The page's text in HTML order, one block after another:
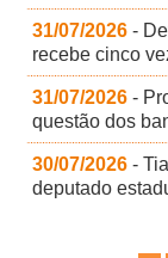
31/07/2026 -
recebe cinco
31/07/2026 -
questão dos
30/07/2026 -
deputado